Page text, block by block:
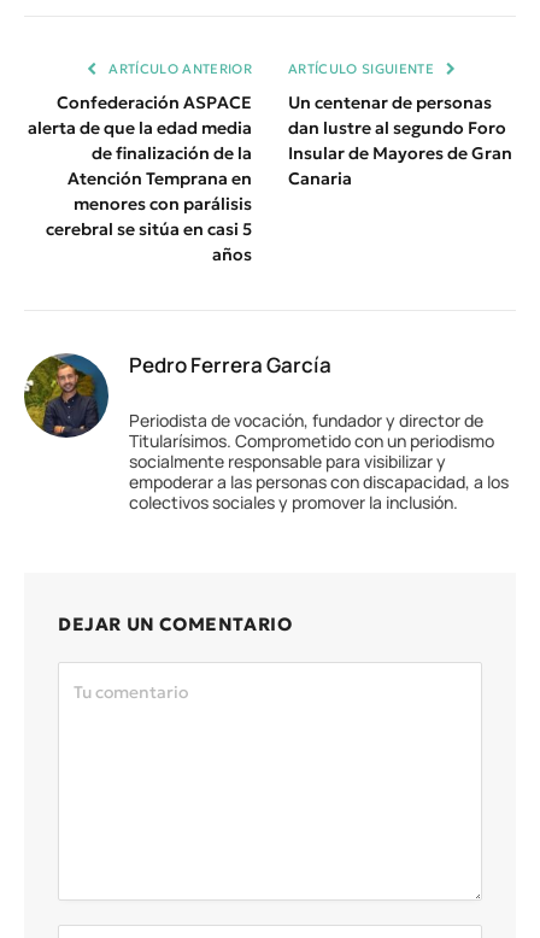
ARTÍCULO ANTERIOR
Confederación ASPACE
alerta de que la edad media
de finalización de la
Atención Temprana en
menores con parálisis
cerebral se sitúa en casi 5
años
ARTÍCULO SIGUIENTE
Un centenar de personas
dan lustre al segundo Foro
Insular de Mayores de Gran
Canaria
Pedro Ferrera García
Periodista de vocación, fundador y director de
Titularísimos. Comprometido con un periodismo
socialmente responsable para visibilizar y
empoderar a las personas con discapacidad, a los
colectivos sociales y promover la inclusión.
DEJAR UN COMENTARIO